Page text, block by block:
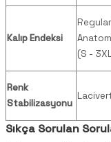
Kalıp Endeksi
(S -
Renk
Stabilizasyonu
Sıkça Sorulan